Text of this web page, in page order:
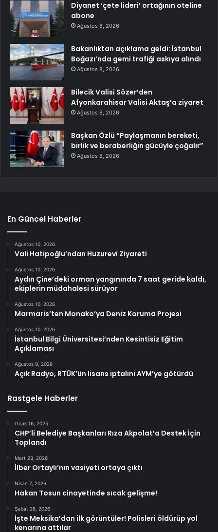
Diyanet ‘çete lideri’ ortağının oteline
abone
Ağustos 8, 2026
Bakanlıktan açıklama geldi: İstanbul
Boğazı’nda gemi trafiği askıya alındı
Ağustos 8, 2026
Bilecik Valisi Sözer’den
Afyonkarahisar Valisi Aktaş’a ziyaret
Ağustos 8, 2026
Başkan Özlü “Paylaşmanın bereketi,
birlik ve beraberliğin gücüyle çoğalır”
Ağustos 8, 2026
En Güncel Haberler
Ağustos 10, 2026
Vali Hatipoğlu’ndan Huzurevi Ziyareti
Ağustos 10, 2026
Aydın Çine’deki orman yangınında 7 saat geride kaldı,
ekiplerin müdahalesi sürüyor
Ağustos 10, 2026
Marmaris’ten Monako’ya Deniz Koruma Projesi
Ağustos 10, 2026
İstanbul Bilgi Üniversitesi’nden Kesintisiz Eğitim
Açıklaması
Ağustos 9, 2026
Açık Radyo, RTÜK’ün lisans iptalini AYM’ye götürdü
Rastgele Haberler
Ocak 16, 2025
CHP’li Belediye Başkanları Rıza Akpolat’a Destek İçin
Toplandı
Mart 23, 2026
İlber Ortaylı’nın vasiyeti ortaya çıktı
Nisan 7, 2026
Hakan Tosun cinayetinde sıcak gelişme!
Şubat 28, 2026
İşte Meksika’dan ilk görüntüler! Polisleri öldürüp yol
kenarına attılar